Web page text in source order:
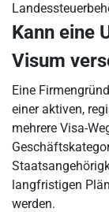
Kann eine
Visum
Eine
einer aktiven,
mehrere Visa-
langfristigen
werden.